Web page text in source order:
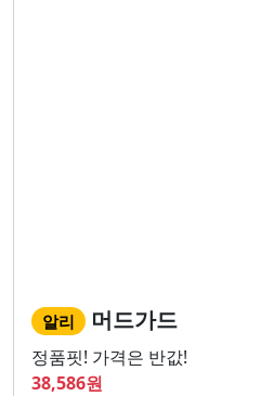
알리 머드가드
정품핏! 가격은 반값!
38,586원